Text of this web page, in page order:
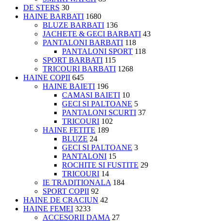
DE STERS 30
HAINE BARBATI 1680
BLUZE BARBATI 136
JACHETE & GECI BARBATI 43
PANTALONI BARBATI 118
PANTALONI SPORT 118
SPORT BARBATI 115
TRICOURI BARBATI 1268
HAINE COPII 645
HAINE BAIETI 196
CAMASI BAIETI 10
GECI SI PALTOANE 5
PANTALONI SCURTI 37
TRICOURI 102
HAINE FETITE 189
BLUZE 24
GECI SI PALTOANE 3
PANTALONI 15
ROCHITE SI FUSTITE 29
TRICOURI 14
IE TRADITIONALA 184
SPORT COPII 92
HAINE DE CRACIUN 42
HAINE FEMEI 3233
ACCESORII DAMA 27